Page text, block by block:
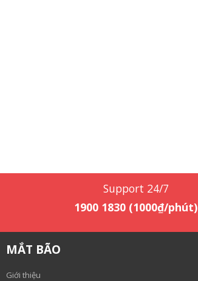
Support 24/7
1900 1830 (1000₫/phút)
MẮT BÃO
Giới thiệu